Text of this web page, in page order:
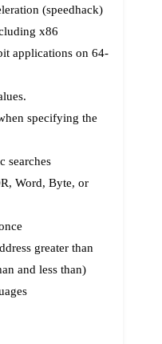
(speedhack)
x86
applications on 64-
specifying the
searches
Word, Byte, or
greater than
and less than)